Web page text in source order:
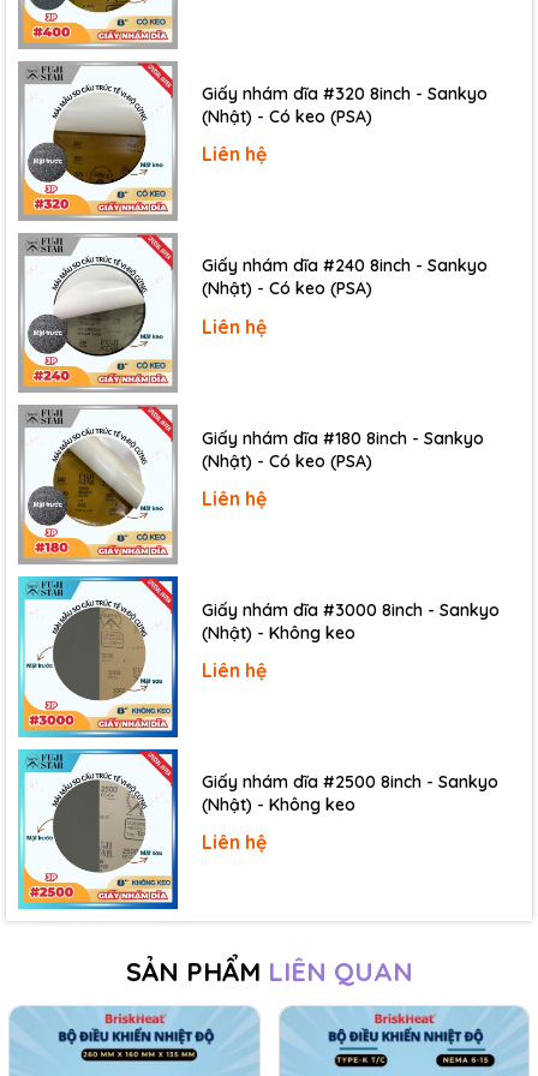
Điều Khiển Nhiệt Độ Multispan UTC
relay hoặc SSR, có thể điều khiển PID hoặc ON-
OFF tùy theo ứng dụng.
Bộ Điều Khiển Nhiệt Độ Dòng UTC
LED hai màu, hiển thị giá trị nhiệt độ thực tế và
giá trị đặt, có bàn phím điều khiển dễ sử dụng.
Dòng sản phẩm này là lựa chọn tối ưu cho các ứng
dụng nhiệt độ có
độ chính xác cao.
Ứng Dụng CủaBộ Điều Khiển Nhiệt Độ
Giấy nhám dĩa #320 8inch - Sankyo
(Nhật) - Có keo (PSA)
Liên hệ
Giấy nhám dĩa #240 8inch - Sankyo
(Nhật) - Có keo (PSA)
Liên hệ
Giấy nhám dĩa #180 8inch - Sankyo
(Nhật) - Có keo (PSA)
Liên hệ
Giấy nhám dĩa #3000 8inch - Sankyo
(Nhật) - Không keo
Liên hệ
Giấy nhám dĩa #2500 8inch - Sankyo
(Nhật) - Không keo
Liên hệ
SẢN PHẨM LIÊN QUAN